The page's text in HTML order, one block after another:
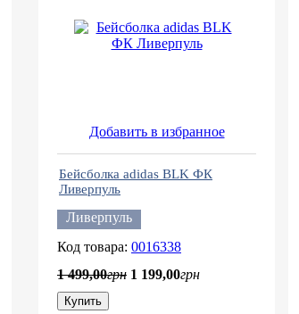
Добавить в избранное
Бейсболка adidas BLK ФК
Ливерпуль
Ливерпуль
0016338
1 499,00грн 1 199,00грн
Купить